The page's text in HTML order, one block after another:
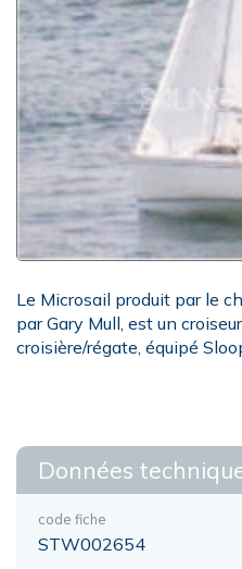
Le Microsail produit par le
par Gary Mull, est un
croisière/régate, équipé
Données
code fiche
STW002654